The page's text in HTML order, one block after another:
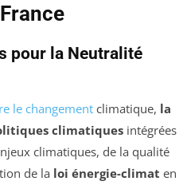
pour la Neutralité
le changement climatique, la
climatiques intégrées
climatiques, de la qualité
de la loi énergie-climat en